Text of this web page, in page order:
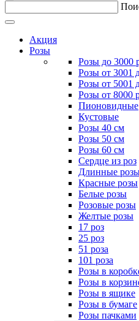
Акция
Розы
Розы до 3000
Розы от 3001
Розы от 5001
Розы от 8000
Пионовидные
Кустовые
Розы 40 см
Розы 50 см
Розы 60 см
Сердце из роз
Длинные
Красные розы
Белые розы
Розовые розы
Желтые розы
17 роз
25 роз
51 роза
101 роза
Розы в
Розы в
Розы в ящике
Розы в бумаге
Розы пачками